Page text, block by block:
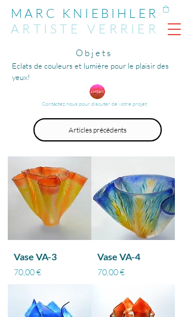
MARC KNIEBIHLER
ARTIST EVERRIER
Objets
Articles précédents
Vase VA-3
Prix
70,00 €
Vase VA-4
Prix
70,00 €
Eclats de couleurs et lumière pour le plaisir des
yeux!
Contactez nous pour discuter de votre projet